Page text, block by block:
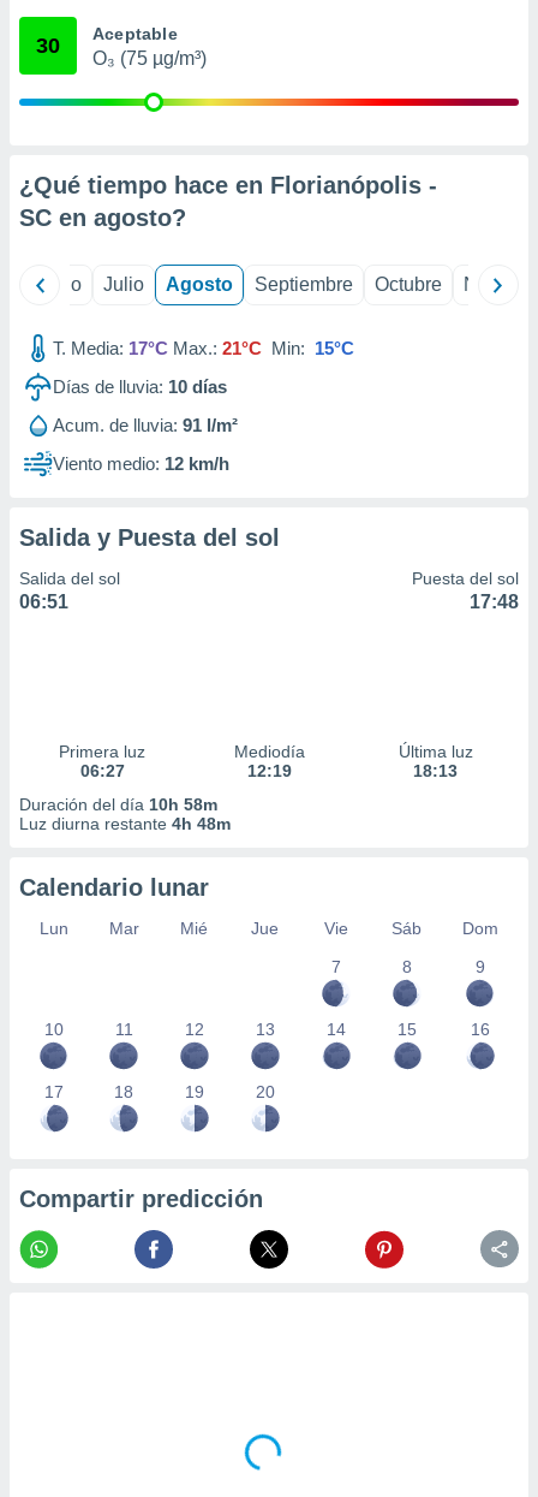
mediante
publicidad
1199
30 Aceptable
O₃ (75 µg/m³)
¿Qué tiempo hace en Florianópolis -
SC en agosto?
Junio Julio Agosto Septiembre Octubre
T. Media: 17°C Max.: 21°C Min: 15°C
Días de lluvia: 10 días
Acum. de lluvia: 91 l/m²
Viento medio: 12 km/h
Salida y Puesta del sol
Salida del sol
06:51
Puesta del sol
17:48
Primera luz
06:27
Mediodía
12:19
Última luz
18:13
Duración del día 10h 58m
Luz diurna restante 4h 48m
Calendario lunar
Lun Mar Mié Jue Vie Sáb
Dom
7
8 9
10 11 12 13 14 15 16
17 18 19 20
Compartir predicción